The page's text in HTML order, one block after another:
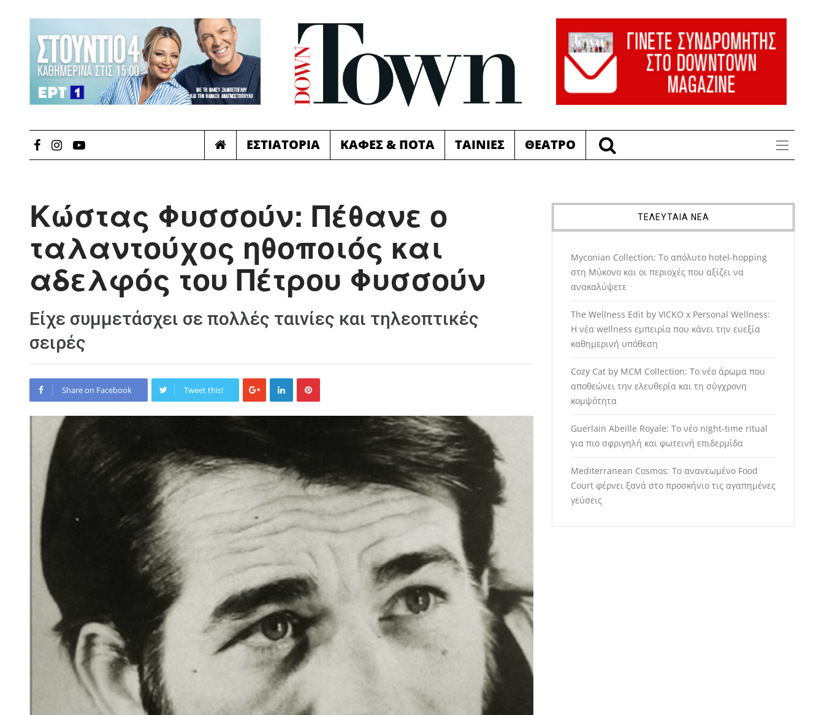
ΕΣΤΙΑΤΟΡΙΑ ΚΑΦΕΣ & ΠΟΤΑ ΤΑΙΝΙΕΣ ΘΕΑΤΡΟ
Κώστας Φυσσούν: Πέθανε ο
ταλαντούχος ηθοποιός και
αδελφός του Πέτρου Φυσσούν
Είχε συμμετάσχει σε πολλές ταινίες και τηλεοπτικές
σειρές
Share on Facebook Tweet this!
ΤΕΛΕΥΤΑΙΑ ΝΕΑ
Myconian Collection: Το απόλυτο hotel-hopping
στη Μύκονο και οι περιοχές που αξίζει να
ανακαλύψετε
The Wellness Edit by VICKO x Personal Wellness:
Η νέα wellness εμπειρία που κάνει την ευεξία
καθημερινή υπόθεση
Cozy Cat by MCM Collection: Το νέο άρωμα που
αποθεώνει την ελευθερία και τη σύγχρονη
κομψότητα
Guerlain Abeille Royale: Το νέο night-time ritual
για πιο σφριγηλή και φωτεινή επιδερμίδα
Mediterranean Cosmos: Το ανανεωμένο Food
Court φέρνει ξανά στο προσκήνιο τις αγαπημένες
γεύσεις